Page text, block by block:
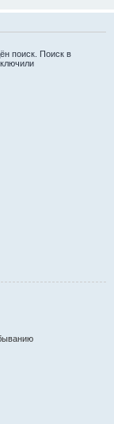
поиск. Поиск в